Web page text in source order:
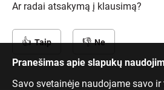
Ar radai atsakymą į klausimą?
Taip Ne
Pranešimas apie slapukų
Savo svetainėje naudojame savo